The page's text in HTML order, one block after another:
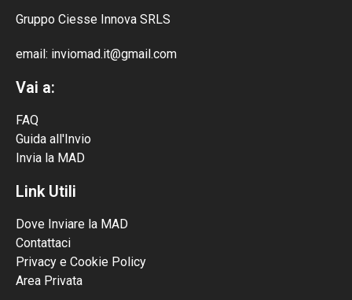
Gruppo Ciesse Innova SRLS
email: inviomad.it@gmail.com
Vai a:
FAQ
Guida all'Invio
Invia la MAD
Link Utili
Dove Inviare la MAD
Contattaci
Privacy e Cookie Policy
Area Privata